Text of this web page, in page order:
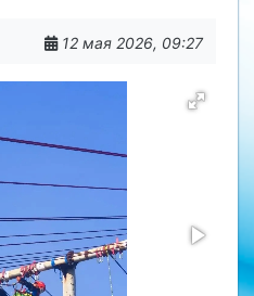
12 мая 2026, 09:27